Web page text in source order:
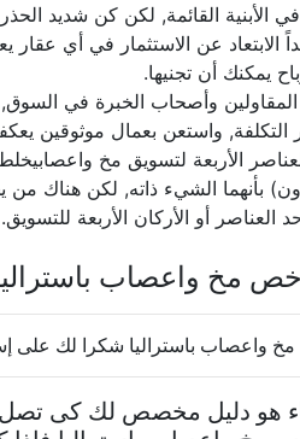
في الأبنية القائمة, لكن كن شديد
الابتعاد عن الاستثمار في أي
يمكنك أن تجنيها.
وأصحاب الخبرة في
واستعن بعمال موثوقين
الأربعة لتسويق مخ
بأنهما الشيء ذاته, لكن هناك
العناصر أو الأركان الأربعة للتسويق.
مخ واعصاب
واعصاب باستراليا شكرا لك على
هو دليل مخصص لك كى